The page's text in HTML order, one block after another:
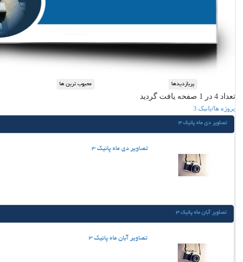
تعداد 4 در 1 صفحه یافت گردید
پروژه ها/پانیک 3
تصاویر دی ماه پانیک 3
تصاویر دی ماه پانیک 3
تصاویر آبان ماه پانیک 3
تصاویر آبان ماه پانیک 3